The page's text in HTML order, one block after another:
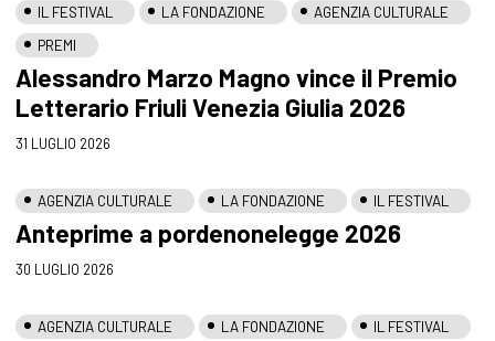
IL FESTIVAL LA FONDAZIONE
AGENZIA CULTURALE
PREMI
Alessandro Marzo Magno vince il Premio
Letterario Friuli Venezia Giulia 2026
31 LUGLIO 2026
AGENZIA CULTURALE LA FONDAZIONE IL FESTIVAL
Anteprime a pordenonelegge 2026
30 LUGLIO 2026
AGENZIA CULTURALE LA FONDAZIONE IL FESTIVAL